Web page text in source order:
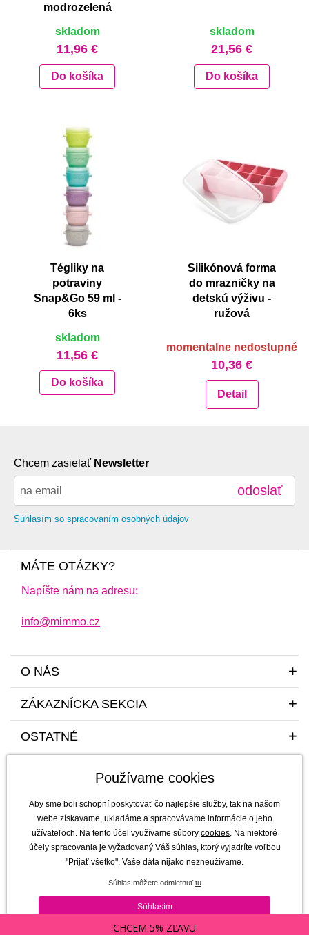
modrozelená
skladom
11,96 €
Do košíka
skladom
21,56 €
Do košíka
Tégliky na
potraviny
Snap&Go 59 ml -
6ks
skladom
11,56 €
Do košíka
Silikónová forma
do mrazničky na
detskú výživu -
ružová
momentalne nedostupné
10,36 €
Detail
Chcem zasielať Newsletter
odoslať
Súhlasím so spracovaním osobných údajov
MÁTE OTÁZKY?
Napíšte nám na adresu:
info@mimmo.cz
O NÁS
ZÁKAZNÍCKA SEKCIA
OSTATNÉ
Sme tu pre vás a vaše deti s radosťou a mim(m)oriadnou starostlivosťou od
roku 2011
Designs, Melii a SKÅGFÄ pre ČR a Slovensko
Copyright © 2011-2026 mimmo s.r.o. |Všetky práva vyhradené | technicky
zaisťuje Simplia s.r.o.
Používame cookies
Aby sme boli schopní poskytovať čo najlepšie služby, tak na našom
webe získavame, ukladáme a spracovávame informácie o jeho
užívateľoch. Na tento účel využívame súbory cookies. Na niektoré
účely spracovania je vyžadovaný Váš súhlas, ktorý vyjadríte voľbou
"Prijať všetko". Vaše dáta nijako nezneužívame.
Súhlas môžete odmietnuťtu
Súhlasím
CHCEM 5% ZĽAVU